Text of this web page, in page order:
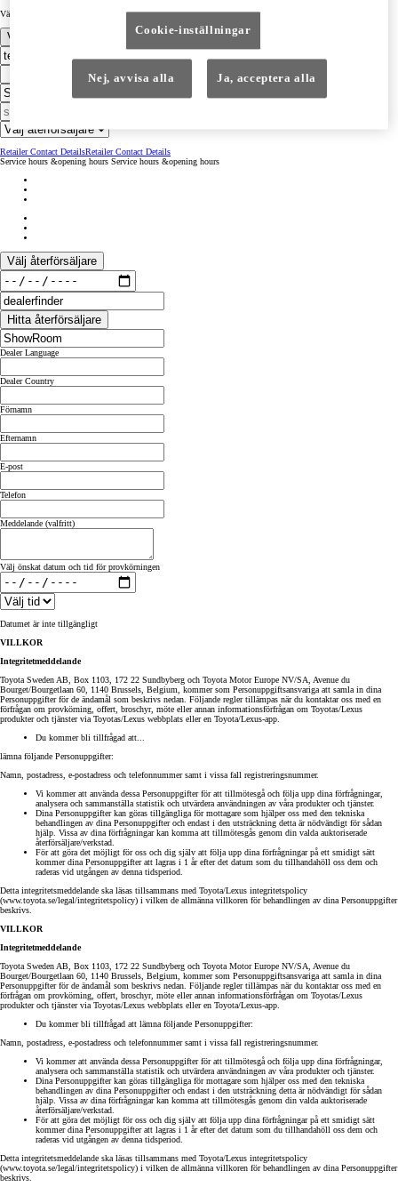
Välj motoralternativ
Välj återförsäljare
Retailer Contact DetailsRetailer Contact Details
Service hours &opening hours Service hours &opening hours
Välj återförsäljare
Hitta återförsäljare
Dealer Language
Dealer Country
Förnamn
Efternamn
E-post
Telefon
Meddelande (valfritt)
Välj önskat datum och tid för provkörningen
Datumet är inte tillgängligt
VILLKOR
Integritetmeddelande
Toyota Sweden AB, Box 1103, 172 22 Sundbyberg och Toyota Motor Europe NV/SA, Avenue du
Bourget/Bourgetlaan 60, 1140 Brussels, Belgium, kommer som Personuppgiftsansvariga att samla in dina
Personuppgifter för de ändamål som beskrivs nedan. Följande regler tillämpas när du kontaktar oss med en
förfrågan om provkörning, offert, broschyr, möte eller annan informationsförfrågan om Toyotas/Lexus
produkter och tjänster via Toyotas/Lexus webbplats eller en Toyota/Lexus-app.
Du kommer bli tillfrågad att...
lämna följande Personuppgifter:
Namn, postadress, e-postadress och telefonnummer samt i vissa fall registreringsnummer.
Vi kommer att använda dessa Personuppgifter för att tillmötesgå och följa upp dina förfrågningar,
analysera och sammanställa statistik och utvärdera användningen av våra produkter och tjänster.
Dina Personuppgifter kan göras tillgängliga för mottagare som hjälper oss med den tekniska
behandlingen av dina Personuppgifter och endast i den utsträckning detta är nödvändigt för sådan
hjälp. Vissa av dina förfrågningar kan komma att tillmötesgås genom din valda auktoriserade
återförsäljare/verkstad.
För att göra det möjligt för oss och dig själv att följa upp dina förfrågningar på ett smidigt sätt
kommer dina Personuppgifter att lagras i 1 år efter det datum som du tillhandahöll oss dem och
raderas vid utgången av denna tidsperiod.
Detta integritetsmeddelande ska läsas tillsammans med Toyota/Lexus integritetspolicy
(www.toyota.se/legal/integritetspolicy) i vilken de allmänna villkoren för behandlingen av dina Personuppgifter
beskrivs.
VILLKOR
Integritetmeddelande
Toyota Sweden AB, Box 1103, 172 22 Sundbyberg och Toyota Motor Europe NV/SA, Avenue du
Bourget/Bourgetlaan 60, 1140 Brussels, Belgium, kommer som Personuppgiftsansvariga att samla in dina
Personuppgifter för de ändamål som beskrivs nedan. Följande regler tillämpas när du kontaktar oss med en
förfrågan om provkörning, offert, broschyr, möte eller annan informationsförfrågan om Toyotas/Lexus
produkter och tjänster via Toyotas/Lexus webbplats eller en Toyota/Lexus-app.
Du kommer bli tillfrågad att lämna följande Personuppgifter:
Namn, postadress, e-postadress och telefonnummer samt i vissa fall registreringsnummer.
Vi kommer att använda dessa Personuppgifter för att tillmötesgå och följa upp dina förfrågningar,
analysera och sammanställa statistik och utvärdera användningen av våra produkter och tjänster.
Dina Personuppgifter kan göras tillgängliga för mottagare som hjälper oss med den tekniska
behandlingen av dina Personuppgifter och endast i den utsträckning detta är nödvändigt för sådan
hjälp. Vissa av dina förfrågningar kan komma att tillmötesgås genom din valda auktoriserade
återförsäljare/verkstad.
För att göra det möjligt för oss och dig själv att följa upp dina förfrågningar på ett smidigt sätt
kommer dina Personuppgifter att lagras i 1 år efter det datum som du tillhandahöll oss dem och
raderas vid utgången av denna tidsperiod.
Detta integritetsmeddelande ska läsas tillsammans med Toyota/Lexus integritetspolicy
(www.toyota.se/legal/integritetspolicy) i vilken de allmänna villkoren för behandlingen av dina Personuppgifter
beskrivs.
Cookie-inställningar
Nej, avvisa alla Ja, acceptera alla